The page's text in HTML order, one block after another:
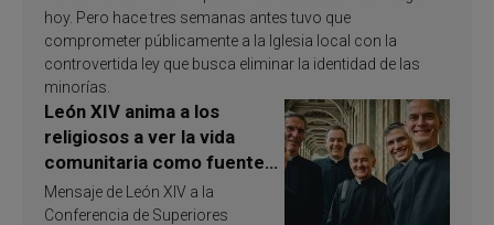
hoy. Pero hace tres semanas antes tuvo que
comprometer públicamente a la Iglesia local con la
controvertida ley que busca eliminar la identidad de las
minorías.
León XIV anima a los
religiosos a ver la vida
comunitaria como fuente
de inspiración y
santificación
Mensaje de León XIV a la
Conferencia de Superiores